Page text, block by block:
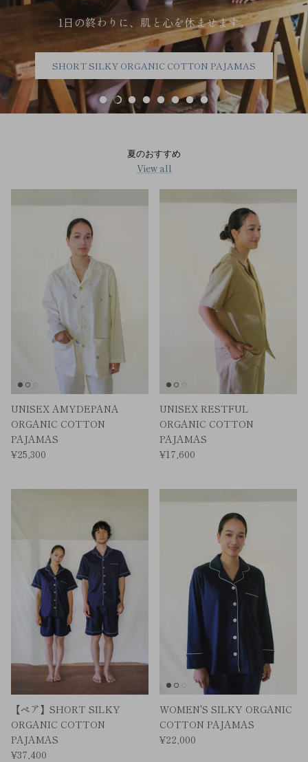
1日の終わりに、肌と心を休ませます。
SHORT SILKY ORGANIC COTTON PAJAMAS
夏のおすすめ
View all
UNISEX AMYDEPANA
ORGANIC COTTON
PAJAMAS
¥25,300
UNISEX RESTFUL
ORGANIC COTTON
PAJAMAS
¥17,600
【ペア】SHORT SILKY
ORGANIC COTTON
PAJAMAS
¥37,400
WOMEN'S SILKY ORGANIC
COTTON PAJAMAS
¥22,000